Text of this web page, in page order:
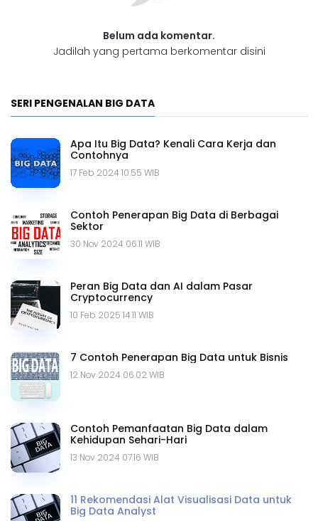
Belum ada komentar.
Jadilah yang pertama berkomentar disini
SERI PENGENALAN BIG DATA
Apa Itu Big Data? Kenali Cara Kerja dan
Contohnya
17 Feb 2024 10.55 WIB
Contoh Penerapan Big Data di Berbagai
Sektor
30 Nov 2024 06.11 WIB
Peran Big Data dan AI dalam Pasar
Cryptocurrency
10 Feb 2025 14.11 WIB
7 Contoh Penerapan Big Data untuk Bisnis
12 Nov 2024 06.02 WIB
Contoh Pemanfaatan Big Data dalam
Kehidupan Sehari-Hari
13 Nov 2024 07.16 WIB
11 Rekomendasi Alat Visualisasi Data untuk
Big Data Analyst